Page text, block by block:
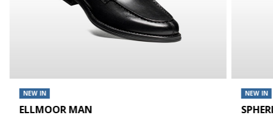
NEW IN
ELLMOOR MAN
NEW IN